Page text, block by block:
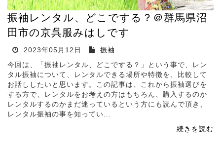
振袖レンタル、どこでする？＠群馬県沼
田市の京呉服みはしです
2023年05月12日
振袖
今回は、「振袖レンタル、どこでする？」という事で、レン
タル振袖について、レンタルできる場所や特徴を、比較して
お話ししたいと思います。この記事は、これから振袖選びを
する方で、レンタルをお考えの方はもちろん、購入するのか
レンタルするのかまだ迷っているという方にも読んで頂き、
レンタル振袖の事を知ってい...
続きを読む